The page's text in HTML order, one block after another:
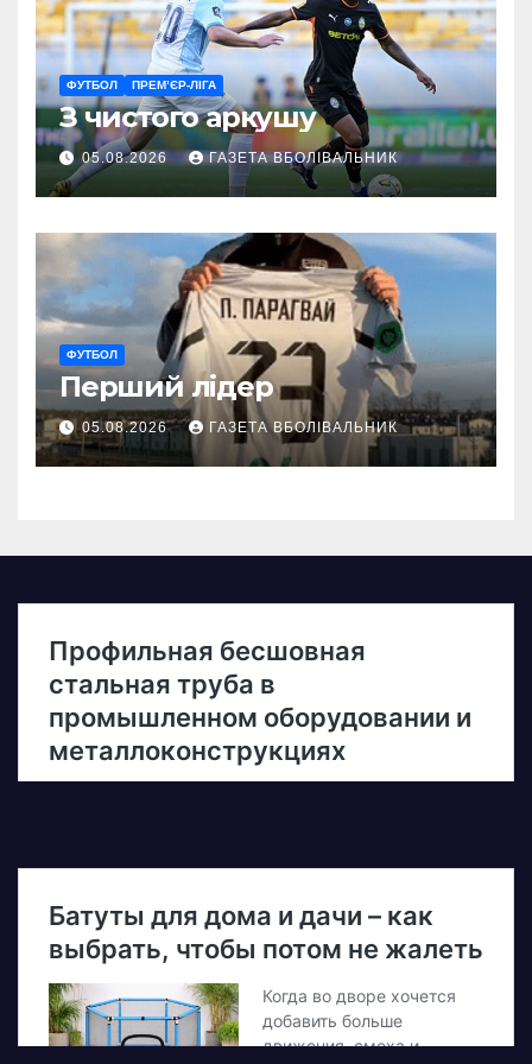
ФУТБОЛ ПРЕМ’ЄР-ЛІГА
З чистого аркушу
05.08.2026 ГАЗЕТА ВБОЛІВАЛЬНИК
ФУТБОЛ
Перший лідер
05.08.2026 ГАЗЕТА ВБОЛІВАЛЬНИК